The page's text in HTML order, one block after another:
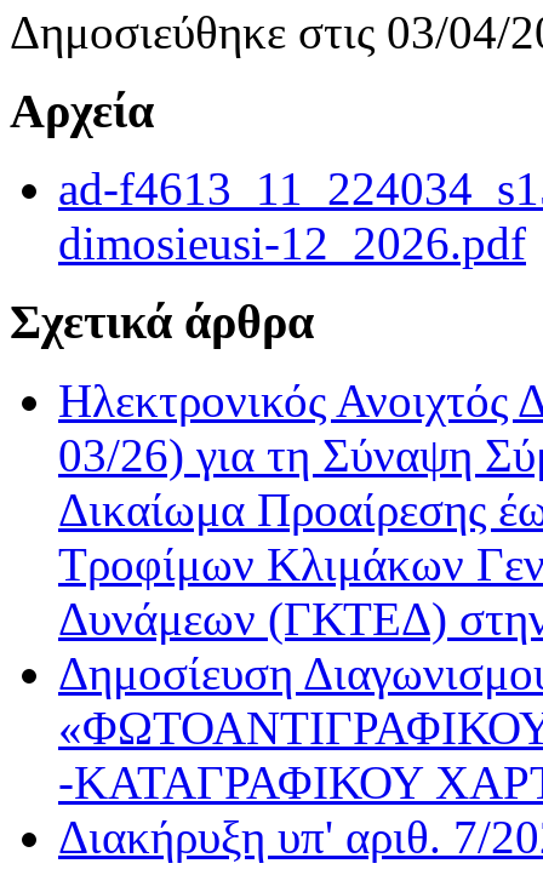
Δημοσιεύθηκε στις 03/04/
Αρχεία
ad-
dimosieusi-12_2026.pdf
Σχετικά άρθρα
Ηλεκτρονικός
03/26) για τη Σύναψη
Δικαίωμα Προαίρεσης
Τροφίμων Κλιμάκων
Δυνάμεων (ΓΚΤΕΔ)
Δημοσίευση
-ΚΑΤΑΓΡΑΦΙΚΟΥ
Διακήρυξη υπ' αριθ. 7/